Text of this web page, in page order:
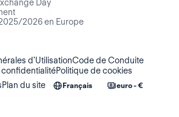
Day
2026 en Europe
d'UtilisationCode de Conduite
confidentialitéPolitique de cookies
Plan du site Français euro - €